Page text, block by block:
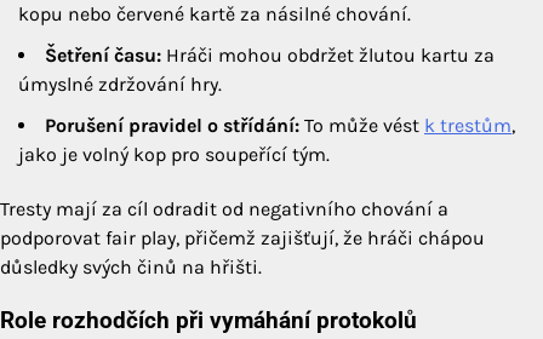
kopu nebo červené kartě za násilné chování.
Šetření času: Hráči mohou obdržet žlutou kartu za
úmyslné zdržování hry.
Porušení pravidel o střídání: To může vést k trestům,
jako je volný kop pro soupeřící tým.
Tresty mají za cíl odradit od negativního chování a
podporovat fair play, přičemž zajišťují, že hráči chápou
důsledky svých činů na hřišti.
Role rozhodčích při vymáhání protokolů